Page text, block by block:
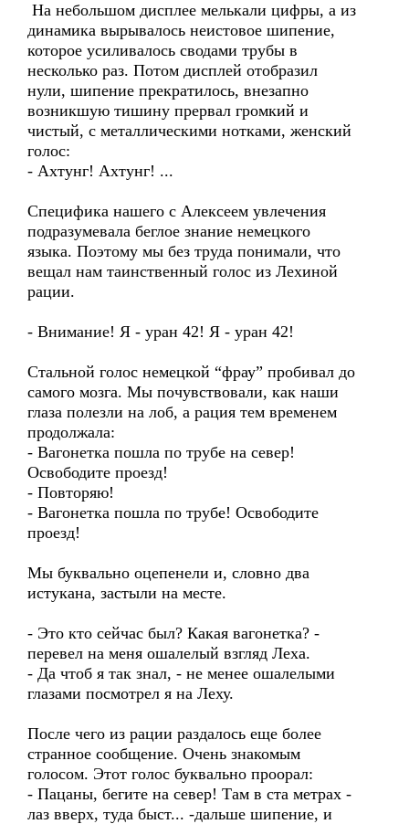
На небольшом дисплее мелькали цифры, а из
динамика вырывалось неистовое шипение,
которое усиливалось сводами трубы в
несколько раз. Потом дисплей отобразил
нули, шипение прекратилось, внезапно
возникшую тишину прервал громкий и
чистый, с металлическими нотками, женский
голос:
- Ахтунг! Ахтунг! ...
Специфика нашего с Алексеем увлечения
подразумевала беглое знание немецкого
языка. Поэтому мы без труда понимали, что
вещал нам таинственный голос из Лехиной
рации.
- Внимание! Я - уран 42! Я - уран 42!
Стальной голос немецкой “фрау” пробивал до
самого мозга. Мы почувствовали, как наши
глаза полезли на лоб, а рация тем временем
продолжала:
- Вагонетка пошла по трубе на север!
Освободите проезд!
- Повторяю!
- Вагонетка пошла по трубе! Освободите
проезд!
Мы буквально оцепенели и, словно два
истукана, застыли на месте.
- Это кто сейчас был? Какая вагонетка? -
перевел на меня ошалелый взгляд Леха.
- Да чтоб я так знал, - не менее ошалелыми
глазами посмотрел я на Леху.
После чего из рации раздалось еще более
странное сообщение. Очень знакомым
голосом. Этот голос буквально проорал:
- Пацаны, бегите на север! Там в ста метрах -
лаз вверх, туда быст... -дальше шипение, и